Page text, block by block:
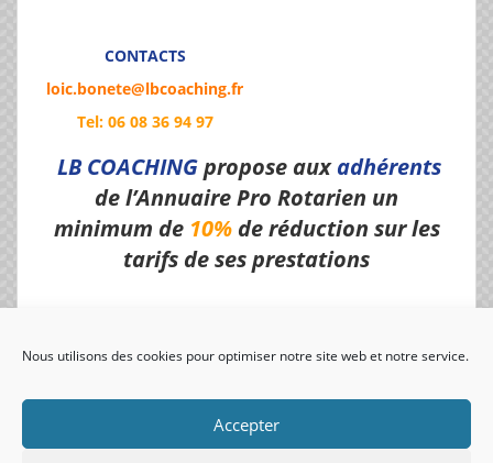
Nous utilisons des cookies pour optimiser notre site web et notre service.
Accepter
CONTACTS
loic.bonete@lbcoaching.fr
Tel: 06 08 36 94 97
LB COACHINGpropose auxadhérents
de l’Annuaire Pro Rotarien un
minimum de 10%de réduction sur les
tarifs de ses prestations
visiteurs uniques: